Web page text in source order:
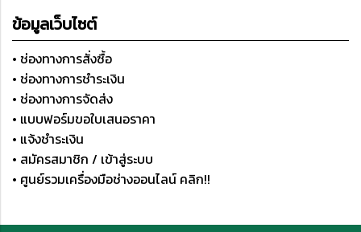
ข้อมูลเว็บไซต์
• ช่องทางการสั่งซื้อ
• ช่องทางการชำระเงิน
• ช่องทางการจัดส่ง
• แบบฟอร์มขอใบเสนอราคา
• แจ้งชำระเงิน
• สมัครสมาชิก / เข้าสู่ระบบ
• ศูนย์รวมเครื่องมือช่างออนไลน์ คลิก!!